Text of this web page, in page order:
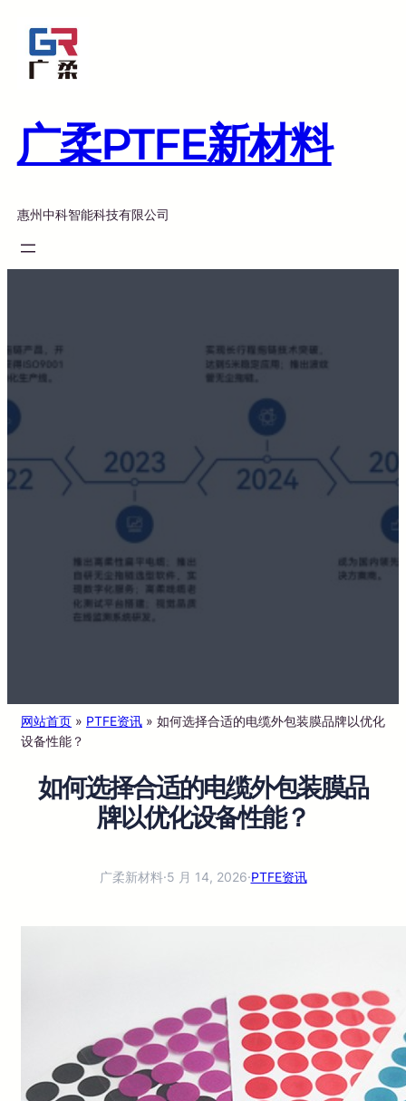
广柔PTFE新材料
惠州中科智能科技有限公司
网站首页 » PTFE资讯 » 如何选择合适的电缆外包装膜品牌以优化
设备性能？
如何选择合适的电缆外包装膜品
牌以优化设备性能？
广柔新材料·5 月 14, 2026·PTFE资讯